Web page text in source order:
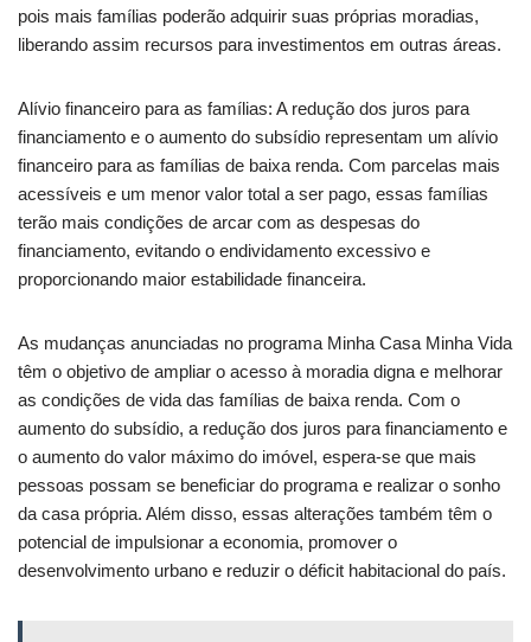
pois mais famílias poderão adquirir suas próprias moradias,
liberando assim recursos para investimentos em outras áreas.
Alívio financeiro para as famílias: A redução dos juros para
financiamento e o aumento do subsídio representam um alívio
financeiro para as famílias de baixa renda. Com parcelas mais
acessíveis e um menor valor total a ser pago, essas famílias
terão mais condições de arcar com as despesas do
financiamento, evitando o endividamento excessivo e
proporcionando maior estabilidade financeira.
As mudanças anunciadas no programa Minha Casa Minha Vida
têm o objetivo de ampliar o acesso à moradia digna e melhorar
as condições de vida das famílias de baixa renda. Com o
aumento do subsídio, a redução dos juros para financiamento e
o aumento do valor máximo do imóvel, espera-se que mais
pessoas possam se beneficiar do programa e realizar o sonho
da casa própria. Além disso, essas alterações também têm o
potencial de impulsionar a economia, promover o
desenvolvimento urbano e reduzir o déficit habitacional do país.